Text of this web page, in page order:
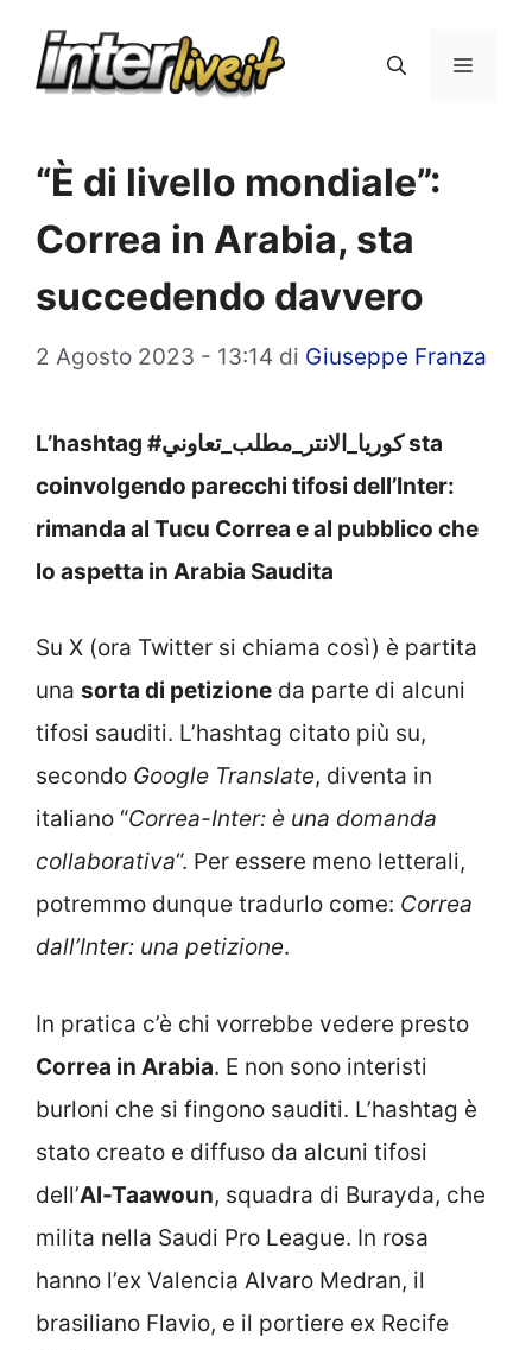
Menu
“È di livello mondiale”:
Correa in Arabia, sta
succedendo davvero
2 Agosto 2023 - 13:14 di Giuseppe Franza
L’hashtag #كوريا_الانتر_مطلب_تعاوني sta
coinvolgendo parecchi tifosi dell’Inter:
rimanda al Tucu Correa e al pubblico che
lo aspetta in Arabia Saudita
Su X (ora Twitter si chiama così) è partita
una sorta di petizione da parte di alcuni
tifosi sauditi. L’hashtag citato più su,
secondo Google Translate, diventa in
italiano “Correa-Inter: è una domanda
collaborativa“. Per essere meno letterali,
potremmo dunque tradurlo come: Correa
dall’Inter: una petizione.
In pratica c’è chi vorrebbe vedere presto
Correa in Arabia. E non sono interisti
burloni che si fingono sauditi. L’hashtag è
stato creato e diffuso da alcuni tifosi
dell’Al-Taawoun, squadra di Burayda, che
milita nella Saudi Pro League. In rosa
hanno l’ex Valencia Alvaro Medran, il
brasiliano Flavio, e il portiere ex Recife